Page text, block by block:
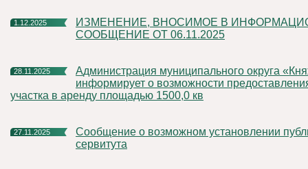
1.12.2025
ИЗМЕНЕНИЕ, ВНОСИМОЕ В ИНФОРМАЦИОННОЕ
СООБЩЕНИЕ ОТ 06.11.2025
28.11.2025
Администрация муниципального округа «Княжпогостский»
информирует о возможности
участка в аренду площадью 1500,0 кв
27.11.2025
Сообщение о возможном установлении публичного
сервитута